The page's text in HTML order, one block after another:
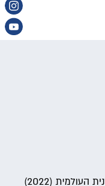
(2022)